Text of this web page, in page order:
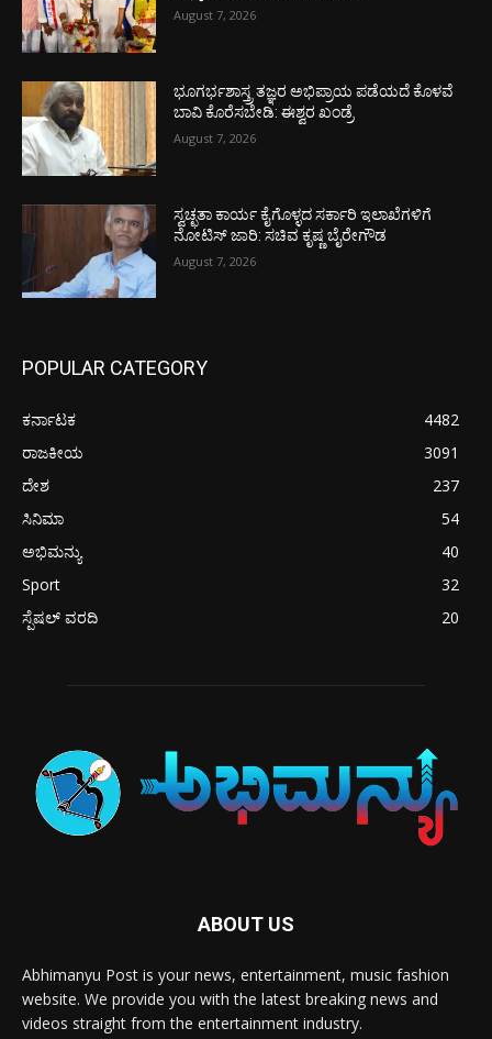
August 7, 2026
ಭೂಗರ್ಭಶಾಸ್ತ್ರ ತಜ್ಞರ ಅಭಿಪ್ರಾಯ ಪಡೆಯದೆ ಕೊಳವೆ
ಬಾವಿ ಕೊರೆಸಬೇಡಿ: ಈಶ್ವರ ಖಂಡ್ರೆ
August 7, 2026
ಸ್ವಚ್ಛತಾ ಕಾರ್ಯ ಕೈಗೊಳ್ಳದ ಸರ್ಕಾರಿ ಇಲಾಖೆಗಳಿಗೆ
ನೋಟಿಸ್ ಜಾರಿ: ಸಚಿವ ಕೃಷ್ಣ ಬೈರೇಗೌಡ
August 7, 2026
POPULAR CATEGORY
ಕರ್ನಾಟಕ
4482
ರಾಜಕೀಯ
3091
ದೇಶ
237
ಸಿನಿಮಾ
54
ಅಭಿಮನ್ಯು
40
Sport
32
ಸ್ಪೆಷಲ್ ವರದಿ
20
ABOUT US
Abhimanyu Post is your news, entertainment, music fashion
website. We provide you with the latest breaking news and
videos straight from the entertainment industry.